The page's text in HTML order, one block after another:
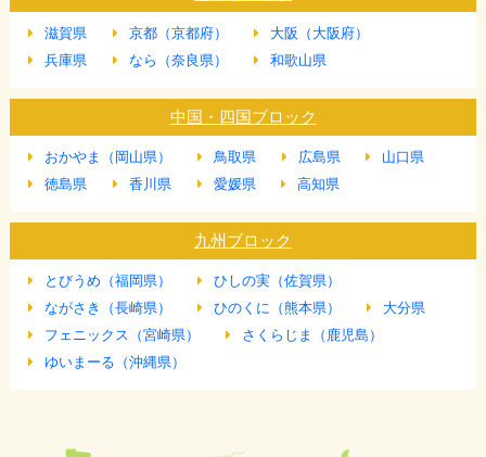
滋賀県 京都（京都府）
大阪（大阪府）
兵庫県
なら（奈良県） 和歌山県
中国・四国ブロック
おかやま（岡山県） 鳥取県 広島県
山口県
徳島県
香川県 愛媛県 高知県
九州ブロック
とびうめ（福岡県）
ひしの実（佐賀県）
ながさき（長崎県）
ひのくに（熊本県）
大分県
フェニックス（宮崎県）
さくらじま（鹿児島）
ゆいまーる（沖縄県）